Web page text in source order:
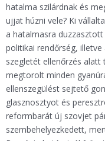
hatalma szilárdnak és
ujjat húzni vele? Ki
a hatalmasra
politikai rendőrség,
szegletét ellenőrzés
megtorolt minden
ellenszegülést sejtető
glasznosztyot és
reformbarát új szovjet
szembehelyezkedett,